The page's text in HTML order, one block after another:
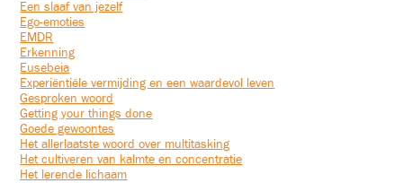
Een slaaf van jezelf
Ego-emoties
EMDR
Erkenning
Eusebeia
Experiëntiële vermijding en een waardevol leven
Gesproken woord
Getting your things done
Goede gewoontes
Het allerlaatste woord over multitasking
Het cultiveren van kalmte en concentratie
Het lerende lichaam